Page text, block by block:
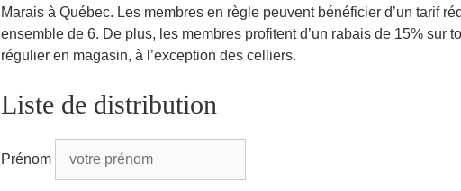
Marais à Québec. Les membres en règle peuvent bénéficier d’un tarif
ensemble de 6. De plus, les membres profitent d’un rabais de 15% sur
régulier en magasin, à l’exception des celliers.
Liste de distribution
Prénom